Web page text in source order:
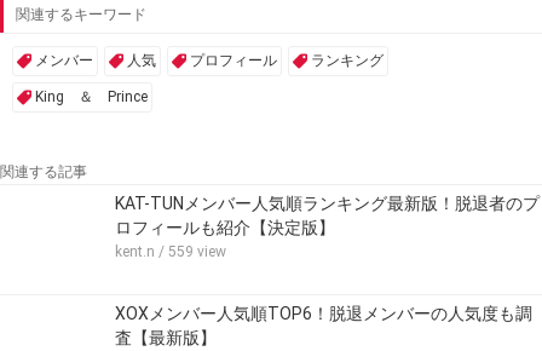
関連するキーワード
メンバー 人気 プロフィール ランキング
King ＆ Prince
関連する記事
KAT-TUNメンバー人気順ランキング最新版！脱退者のプ
ロフィールも紹介【決定版】
kent.n / 559 view
XOXメンバー人気順TOP6！脱退メンバーの人気度も調
査【最新版】